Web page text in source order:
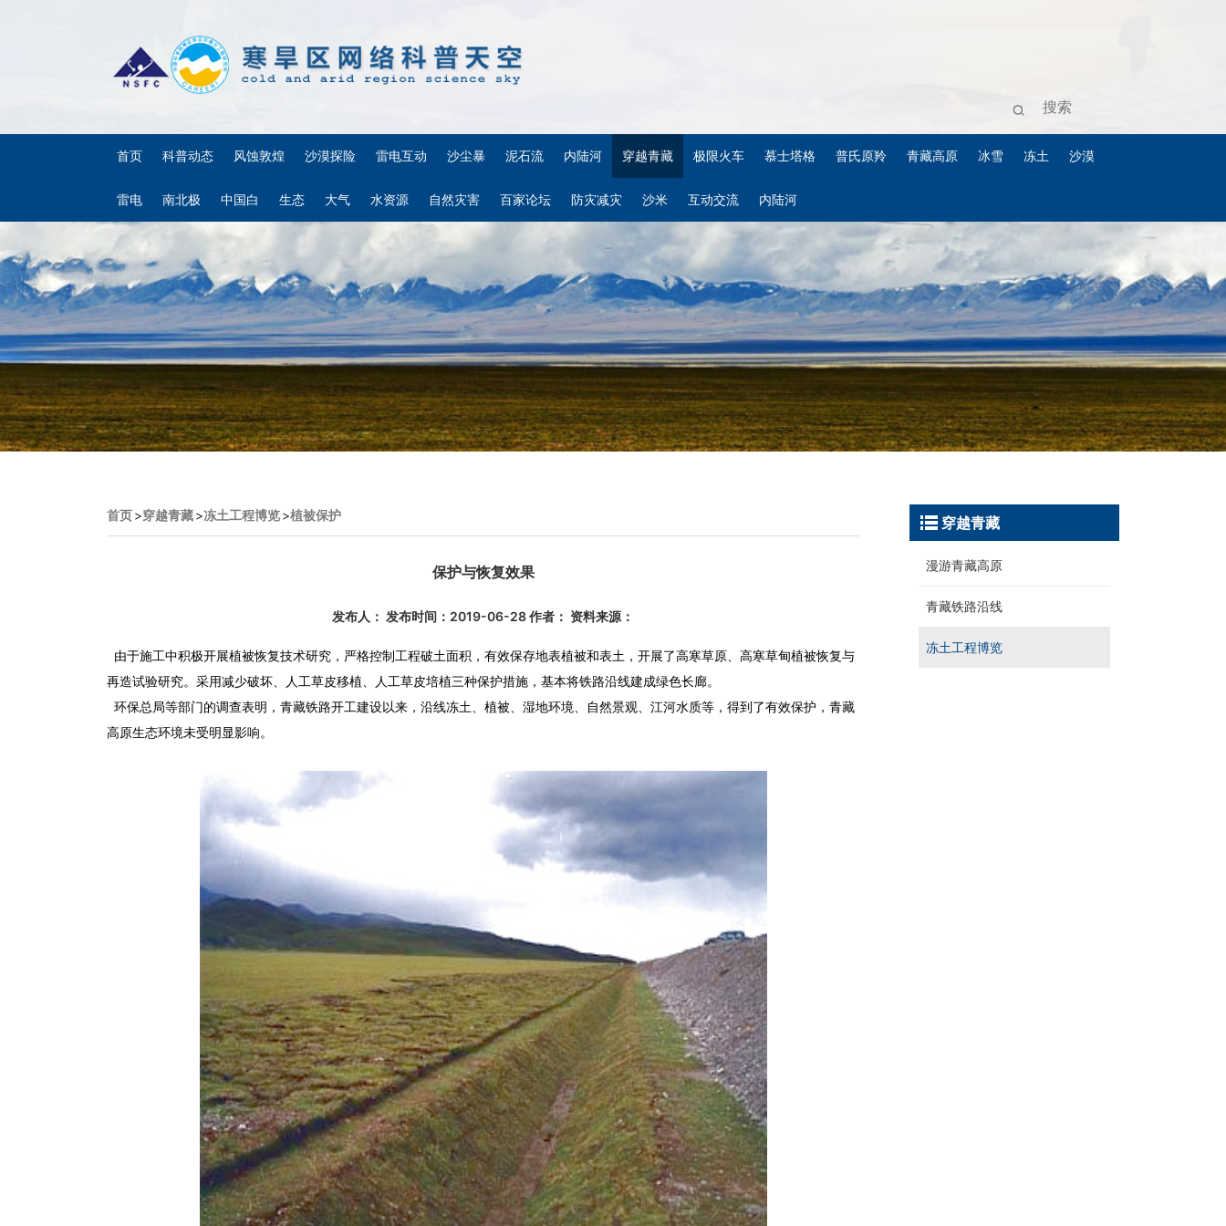
首页 科普动态 风蚀敦煌 沙漠探险 雷电互动 沙尘暴 泥石流 内陆河 穿越青藏 极限火车 慕士塔格 普氏原羚 青藏高原 冰雪 冻土 沙漠
雷电 南北极 中国白 生态 大气 水资源 自然灾害 百家论坛 防灾减灾 沙米 互动交流 内陆河
首页>穿越青藏>冻土工程博览>植被保护
保护与恢复效果
发布人： 发布时间：2019-06-28 作者： 资料来源：
由于施工中积极开展植被恢复技术研究，严格控制工程破土面积，有效保存地表植被和表土，开展了高寒草原、高寒草甸植被恢复与
再造试验研究。采用减少破坏、人工草皮移植、人工草皮培植三种保护措施，基本将铁路沿线建成绿色长廊。
环保总局等部门的调查表明，青藏铁路开工建设以来，沿线冻土、植被、湿地环境、自然景观、江河水质等，得到了有效保护，青藏
高原生态环境未受明显影响。
穿越青藏
漫游青藏高原
青藏铁路沿线
冻土工程博览